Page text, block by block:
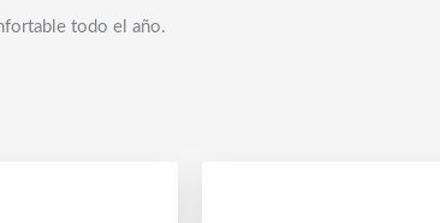
todo el año.